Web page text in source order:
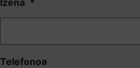
Telefonoa